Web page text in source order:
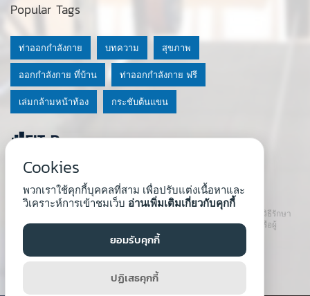
© 2020 Fit-D.com & Fit-D Finess
About Us | นโยบายความเป็นส่วนตัว|เงื่อนไขการใช้เว็บ
เนื้อหาที่ใช้ในเว็บนี้ ไม่สามารถใช้แทนคำปรึกษา คำแนะนำ วินิจฉัย หรือวิธีรักษา
โรคที่แนะนำจากผู้เชี่ยวชาญหรือแพทย์ได้ เราสนับสนุนให้ปรึกษาแพทย์หรือผู้
เชี่ยวชาญก่อนเริ่มโปรแกรมใหม่ทุกครั้ง
Developed by :
Popular Tags
ท่าออกกำลังกาย บทความ สุขภาพ
ออกกำลังกาย ที่บ้าน ท่าออกกำลังกาย ฟรี
เล่มกล้ามหน้าท้อง กระชับต้นแขน
Cookies
พวกเราใช้คุกกี้บุคคลที่สาม เพื่อปรับแต่งเนื้อหาและ
วิเคราะห์การเข้าชมเว็บ อ่านเพิ่มเติมเกี่ยวกับคุกกี้
ยอมรับคุกกี้
ปฏิเสธคุกกี้